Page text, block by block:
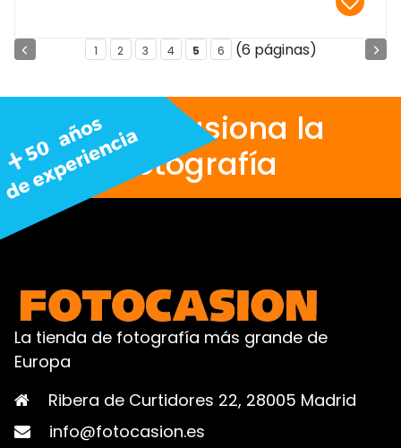
1 2 3 4 5 6 (6 páginas)
Nos apasiona la
fotografía
La tienda de fotografía más grande de
Europa
Ribera de Curtidores 22, 28005 Madrid
info@fotocasion.es